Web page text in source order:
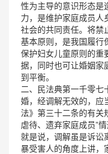
性为主导的意识形态是
力，是维护家庭成员人
社会的共同责任。将禁
基本原则，是我国履行
保护妇女儿童原则的重
据，同时也可让婚姻家
到平衡。
二、民法典第一千零七
婚，经调解无效的，应
法》第三十二条的有关
虐待、遗弃家庭成员”
就是说，调解虽是诉讼
暴受害人的角度上讲，